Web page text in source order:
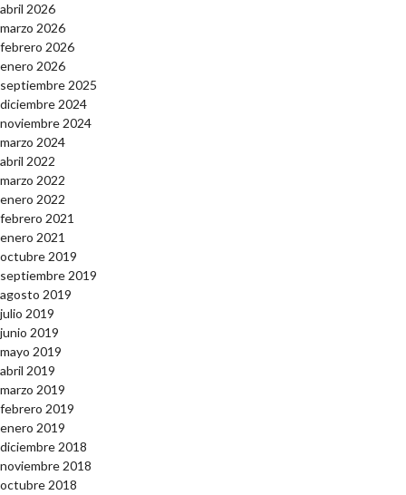
abril 2026
marzo 2026
febrero 2026
enero 2026
septiembre 2025
diciembre 2024
noviembre 2024
marzo 2024
abril 2022
marzo 2022
enero 2022
febrero 2021
enero 2021
octubre 2019
septiembre 2019
agosto 2019
julio 2019
junio 2019
mayo 2019
abril 2019
marzo 2019
febrero 2019
enero 2019
diciembre 2018
noviembre 2018
octubre 2018